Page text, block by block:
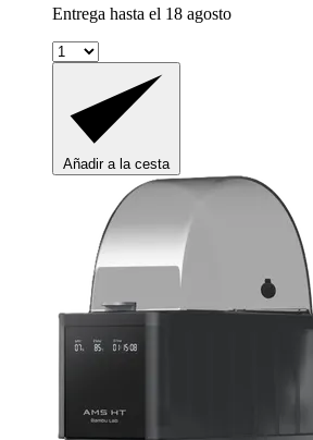
Entrega hasta el 18 agosto
Añadir a la cesta